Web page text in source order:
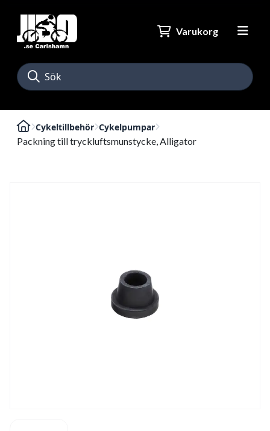
Varukorg
Cykeltillbehör Cykelpumpar
Packning till tryckluftsmunstycke, Alligator